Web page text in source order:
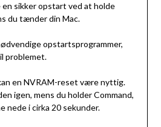
sikker opstart ved at holde
du tænder din Mac.
opstartsprogrammer,
problemet.
en NVRAM-reset være nyttig.
igen, mens du holder Command,
nede i cirka 20 sekunder.